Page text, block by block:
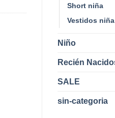
Short niña
Vestidos niña
Niño
Recién
SALE
sin-categoria